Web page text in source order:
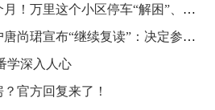
大兴调查研究丨历时20个月！万里这个小区停车“解困”、绿化“解难”，还有这些暖心细节……
再战第16次！高考钉子户唐尚珺宣布“继续复读”：决定参加2024年高考
学深入人心
官方回复来了！